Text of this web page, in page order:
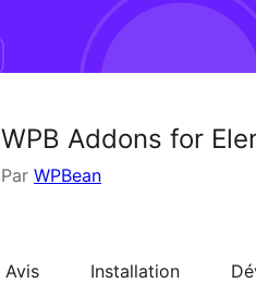
WPB Addons for
Par WPBean
Avis Installation